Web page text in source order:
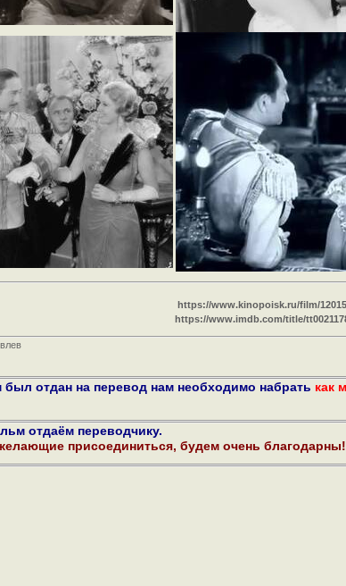
https://www.kinopoisk.ru/film/
https://www.imdb.com/title/
отдан на перевод нам необходимо набрать как
отдаём переводчику.
присоединиться, будем очень благодарны!